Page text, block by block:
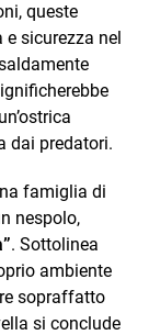
queste
e sicurezza nel
dai predatori.
famiglia di
nespolo,
. Sottolinea
ambiente
sopraffatto
si conclude